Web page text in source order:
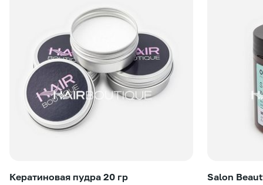
Кератиновая пудра 20 гр
Salon